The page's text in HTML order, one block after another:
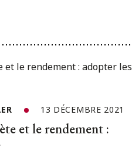
13 DÉCEMBRE 2021
et le rendement :